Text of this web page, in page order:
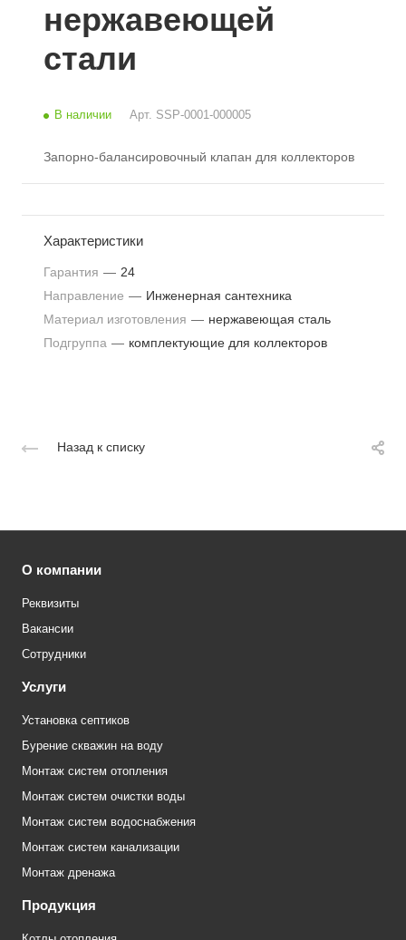
нержавеющей
стали
В наличии Арт. SSP-0001-000005
Запорно-балансировочный клапан для коллекторов
Характеристики
Гарантия — 24
Направление — Инженерная сантехника
Материал изготовления — нержавеющая сталь
Подгруппа — комплектующие для коллекторов
Назад к списку
О компании
Реквизиты
Вакансии
Сотрудники
Услуги
Установка септиков
Бурение скважин на воду
Монтаж систем отопления
Монтаж систем очистки воды
Монтаж систем водоснабжения
Монтаж систем канализации
Монтаж дренажа
Продукция